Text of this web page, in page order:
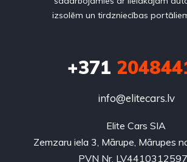
izsolēm un tirdzniecības
+371
info@elitecars.lv
Elite Cars SIA
Zemzaru iela 3, Mārupe, Mārupes
PVN Nr.